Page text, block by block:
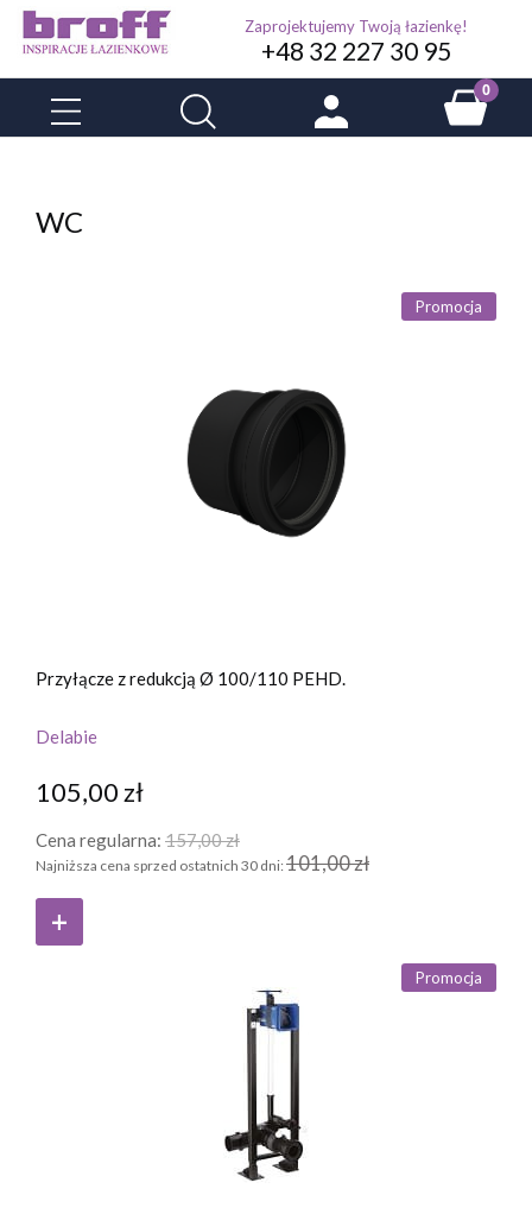
Zaprojektujemy Twoją łazienkę!
+48 32 227 30 95
WC
Przyłącze z redukcją Ø 100/110 PEHD.
Delabie
105,00 zł
Cena regularna: 157,00 zł
Najniższa cena sprzed ostatnich 30 dni: 101,00 zł
Promocja
Promocja